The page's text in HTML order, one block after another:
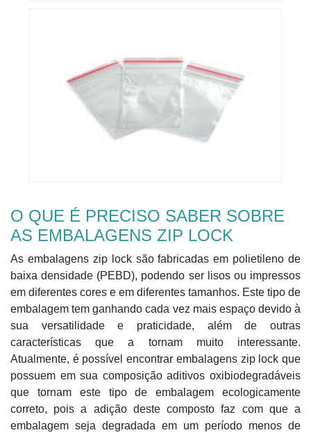
O QUE É PRECISO SABER SOBRE
AS EMBALAGENS ZIP LOCK
As embalagens zip lock são fabricadas em polietileno de
baixa densidade (PEBD), podendo ser lisos ou impressos
em diferentes cores e em diferentes tamanhos. Este tipo de
embalagem tem ganhando cada vez mais espaço devido à
sua versatilidade e praticidade, além de outras
características que a tornam muito interessante.
Atualmente, é possível encontrar embalagens zip lock que
possuem em sua composição aditivos oxibiodegradáveis
que tornam este tipo de embalagem ecologicamente
correto, pois a adição deste composto faz com que a
embalagem seja degradada em um período menos de